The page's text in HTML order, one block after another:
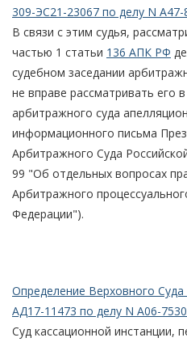
309-ЭС21-23067 по делу N А47-
В связи с этим судья,
частью 1 статьи 136 АПК РФ
судебном заседании
не вправе рассматривать его
арбитражного суда
информационного письма
Арбитражного Суда
99 "Об отдельных вопросах
Арбитражного
Федерации").
Определение Верховного
АД17-11473 по делу N А06-
Суд кассационной инстанции,